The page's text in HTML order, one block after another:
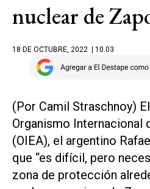
nuclear de
18 DE OCTUBRE, 2022 | 10.03
(Por Camil Straschnoy)
Organismo Internacional
(OIEA), el argentino
que “es difícil, pero
zona de protección